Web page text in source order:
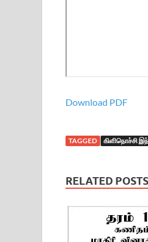
Download PDF
TAGGED கிளிநொச்சி
RELATED POSTS